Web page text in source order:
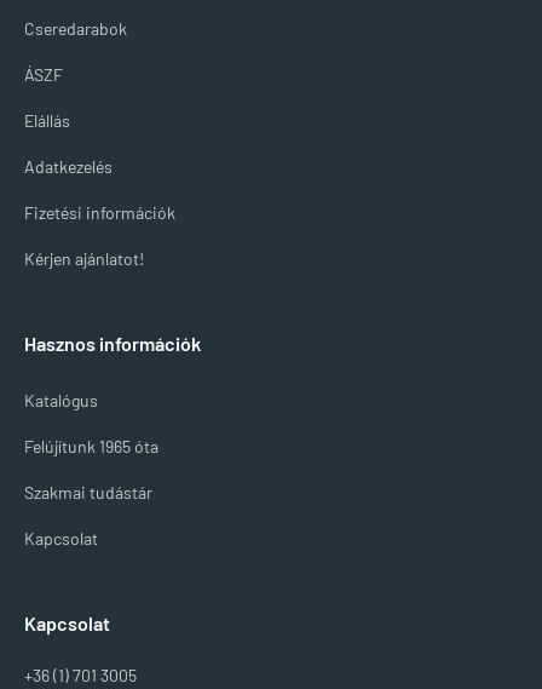
Cseredarabok
ÁSZF
Elállás
Adatkezelés
Fizetési információk
Kérjen ajánlatot!
Hasznos információk
Katalógus
Felújítunk 1965 óta
Szakmai tudástár
Kapcsolat
Kapcsolat
+36 (1) 701 3005